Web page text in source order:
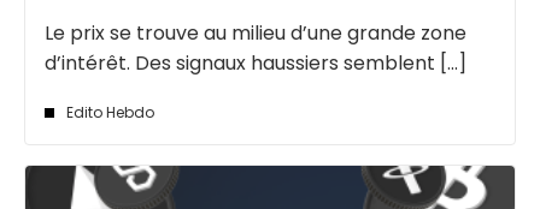
Le prix se trouve au milieu d’une grande zone
d’intérêt. Des signaux haussiers semblent [...]
Edito Hebdo